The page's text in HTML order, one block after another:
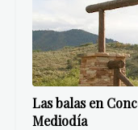
Las balas en
Mediodía